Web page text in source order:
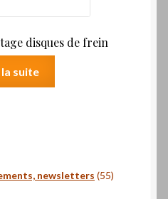
disques de frein
suite
newsletters 5555